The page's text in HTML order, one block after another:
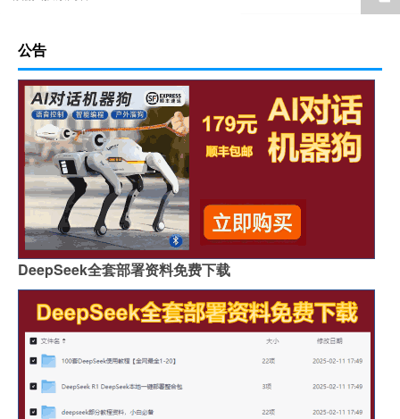
公告
DeepSeek全套部署资料免费下载